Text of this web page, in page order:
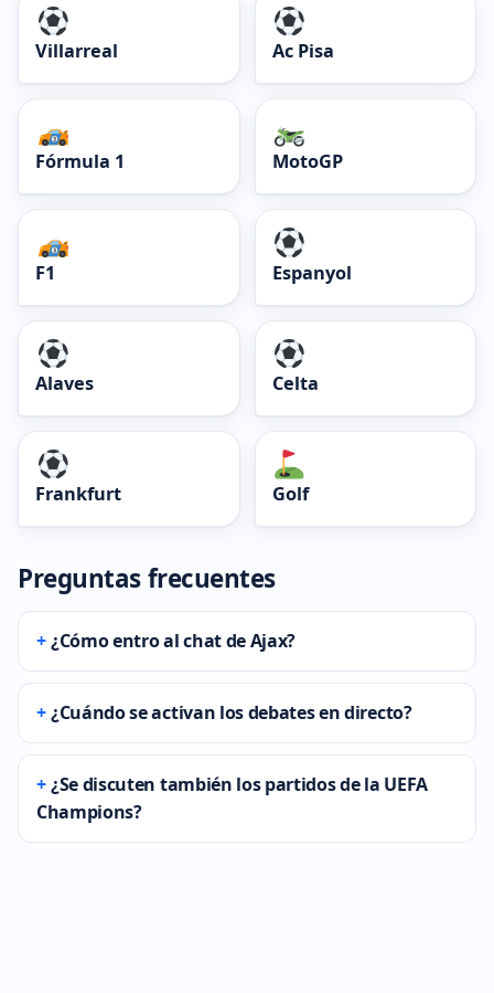
Villarreal Ac Pisa
Fórmula 1 MotoGP
F1 Espanyol
Alaves Celta
Frankfurt Golf
Preguntas frecuentes
¿Cómo entro al chat de Ajax?
¿Cuándo se activan los debates en directo?
¿Se discuten también los partidos de la UEFA
Champions?